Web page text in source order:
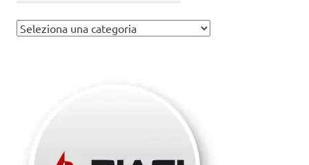
Assistenza